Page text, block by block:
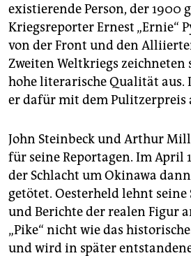
existierende Person, der 1900
Kriegsreporter Ernest „Ernie“
von der Front und den
Zweiten Weltkriegs zeichneten
hohe literarische Qualität aus.
er dafür mit dem Pulitzerpreis
John Steinbeck und Arthur
für seine Reportagen. Im April
der Schlacht um Okinawa
getötet. Oesterheld lehnt seine
und Berichte der realen Figur
„Pike“ nicht wie das
und wird in später